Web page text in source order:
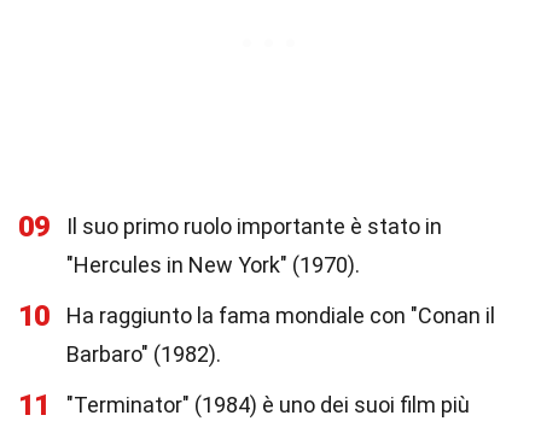
09
Il suo primo ruolo importante è stato in
"Hercules in New York" (1970).
10
Ha raggiunto la fama mondiale con "Conan il
Barbaro" (1982).
11 "Terminator" (1984) è uno dei suoi film più